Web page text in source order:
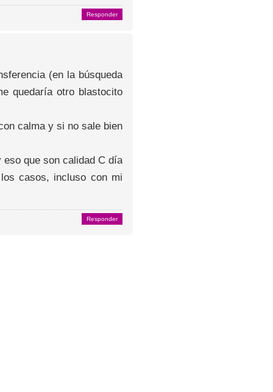
Responder
(en la búsqueda
quedaría otro blastocito
calma y si no sale bien
eso que son calidad C día
casos, incluso con mi
Responder